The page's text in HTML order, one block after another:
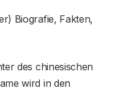
Biografie, Fakten,
des chinesischen
wird in den